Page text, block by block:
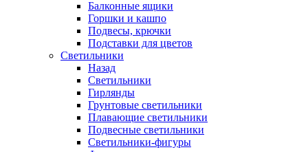
Балконные ящики
Горшки и кашпо
Подвесы, крючки
Подставки для цветов
Светильники
Назад
Светильники
Гирлянды
Грунтовые светильники
Плавающие светильники
Подвесные светильники
Светильники-фигуры